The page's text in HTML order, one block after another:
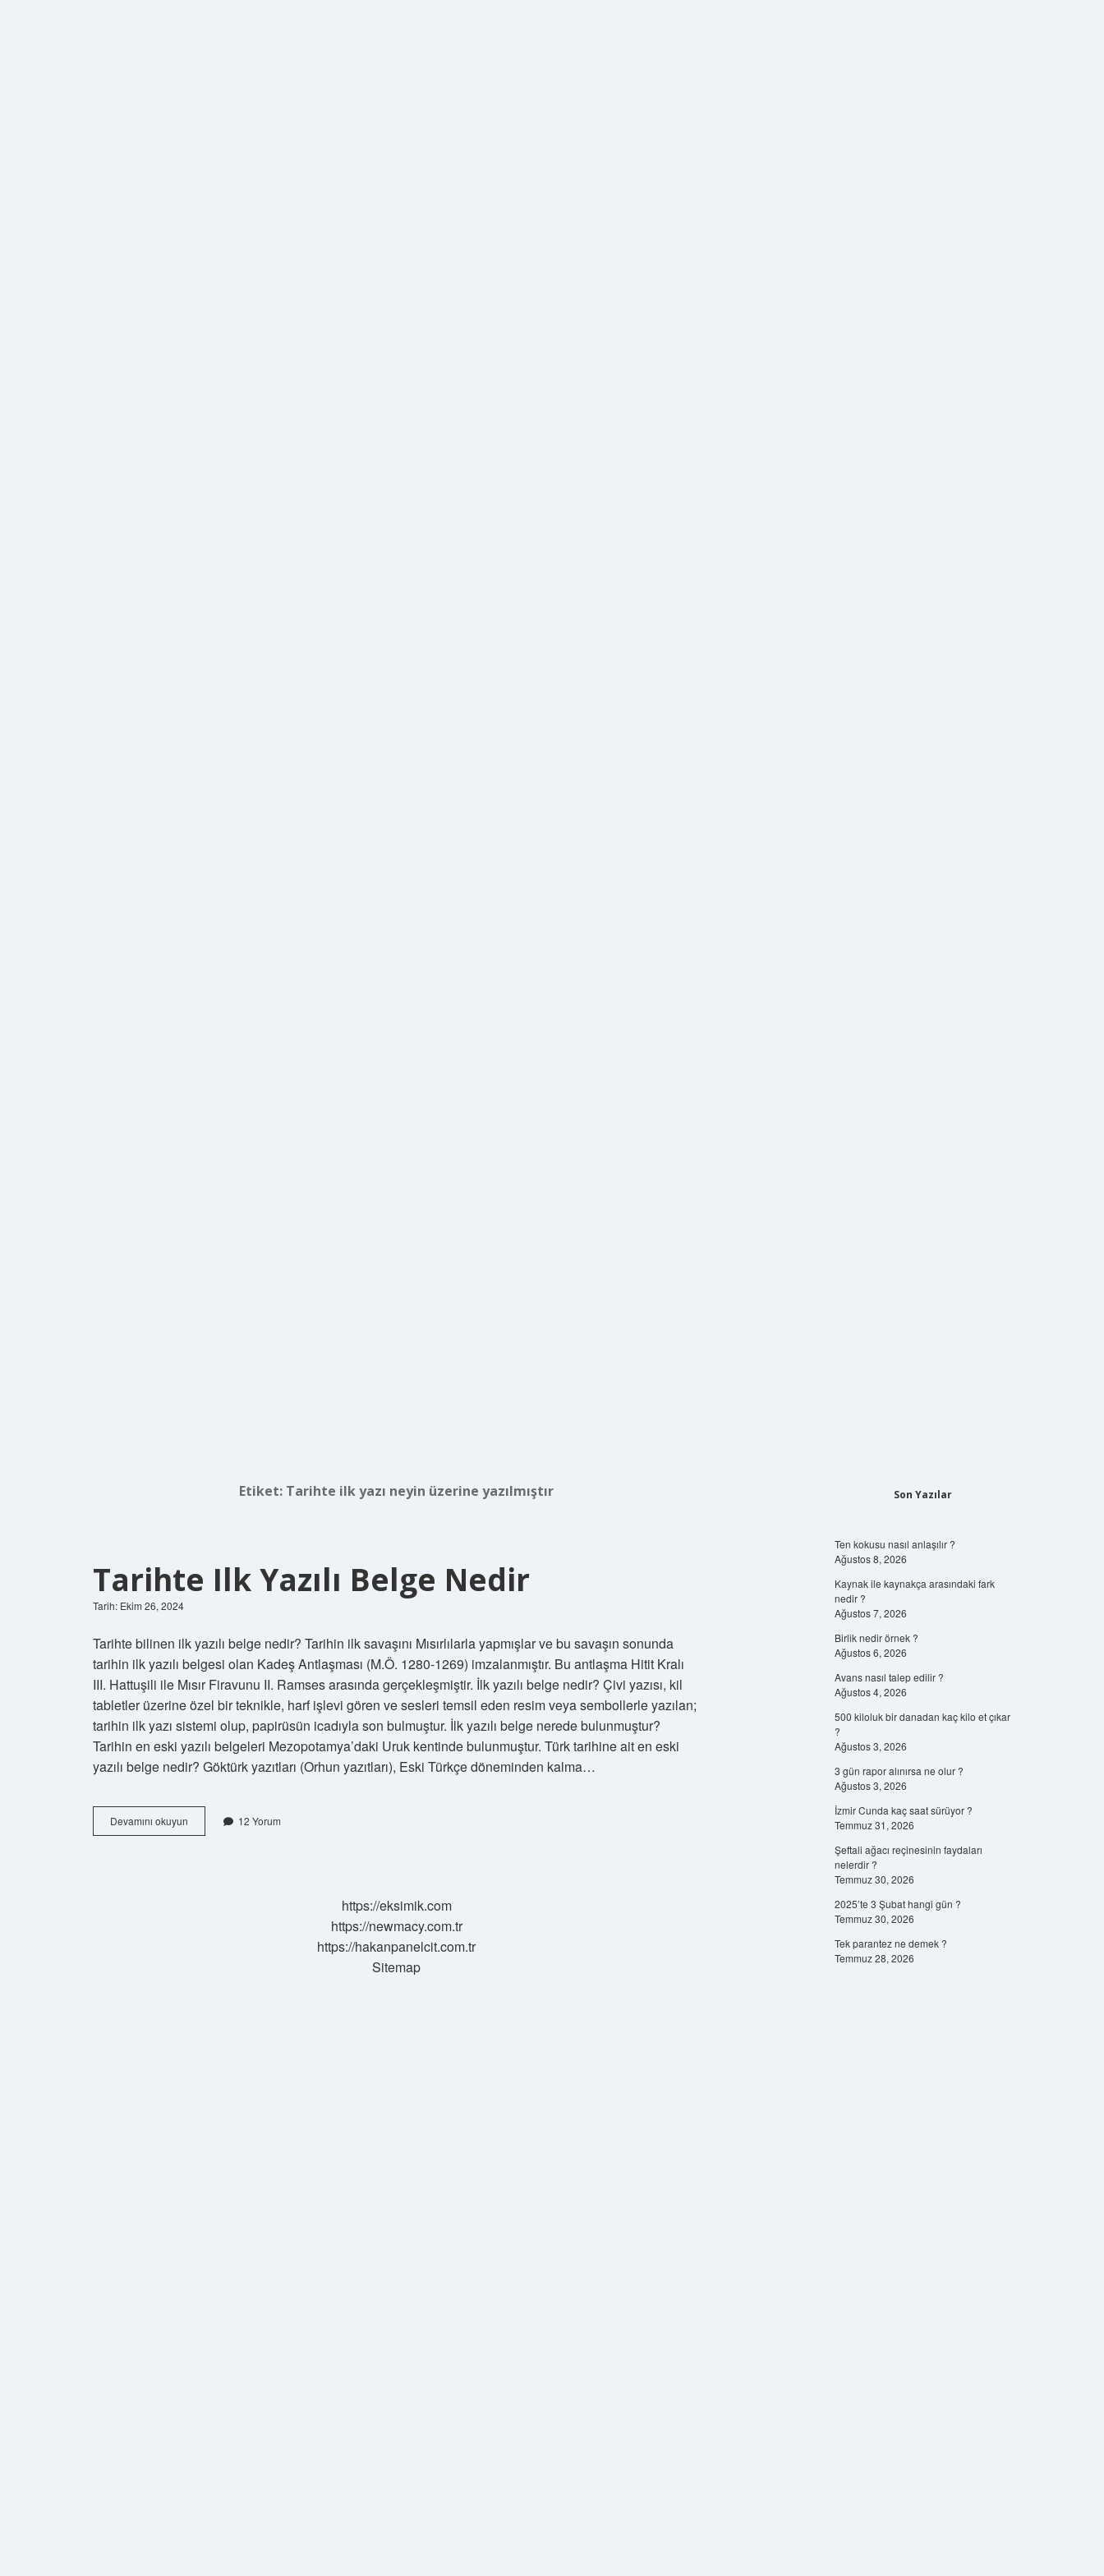
Etiket: Tarihte ilk yazı neyin üzerine yazılmıştır
Tarihte Ilk Yazılı Belge Nedir
Tarih: Ekim 26, 2024
Tarihte bilinen ilk yazılı belge nedir? Tarihin ilk savaşını Mısırlılarla yapmışlar ve bu savaşın sonunda
tarihin ilk yazılı belgesi olan Kadeş Antlaşması (M.Ö. 1280-1269) imzalanmıştır. Bu antlaşma Hitit Kralı
III. Hattuşili ile Mısır Firavunu II. Ramses arasında gerçekleşmiştir. İlk yazılı belge nedir? Çivi yazısı, kil
tabletler üzerine özel bir teknikle, harf işlevi gören ve sesleri temsil eden resim veya sembollerle yazılan;
tarihin ilk yazı sistemi olup, papirüsün icadıyla son bulmuştur. İlk yazılı belge nerede bulunmuştur?
Tarihin en eski yazılı belgeleri Mezopotamya’daki Uruk kentinde bulunmuştur. Türk tarihine ait en eski
yazılı belge nedir? Göktürk yazıtları (Orhun yazıtları), Eski Türkçe döneminden kalma…
Devamını okuyun
Ilk
12 Yorum
https://eksimik.com
https://newmacy.com.tr
https://hakanpanelcit.com.tr
Sitemap
Son Yazılar
Ten kokusu nasıl anlaşılır ?
Ağustos 8, 2026
Kaynak ile kaynakça arasındaki fark
nedir ?
Ağustos 7, 2026
Birlik nedir örnek ?
Ağustos 6, 2026
Avans nasıl talep edilir ?
Ağustos 4, 2026
500 kiloluk bir danadan kaç kilo et çıkar
?
Ağustos 3, 2026
3 gün rapor alınırsa ne olur ?
Ağustos 3, 2026
İzmir Cunda kaç saat sürüyor ?
Temmuz 31, 2026
Şeftali ağacı reçinesinin faydaları
nelerdir ?
Temmuz 30, 2026
2025’te 3 Şubat hangi gün ?
Temmuz 30, 2026
Tek parantez ne demek ?
Temmuz 28, 2026